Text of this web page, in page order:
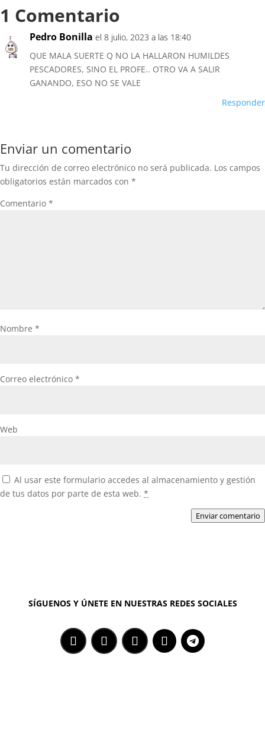
1 Comentario
Pedro Bonilla el 8 julio, 2023 a las 18:40
QUE MALA SUERTE Q NO LA HALLARON HUMILDES
PESCADORES, SINO EL PROFE.. OTRO VA A SALIR
GANANDO, ESO NO SE VALE
Responder
Enviar un comentario
Tu dirección de correo electrónico no será publicada. Los campos
obligatorios están marcados con *
Comentario *
Nombre *
Correo electrónico *
Web
Al usar este formulario accedes al almacenamiento y gestión
de tus datos por parte de esta web. *
Enviar comentario
SÍGUENOS Y ÚNETE EN NUESTRAS REDES SOCIALES